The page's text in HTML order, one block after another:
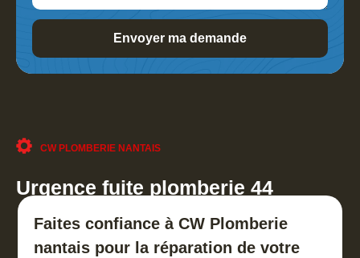
CW PLOMBERIE NANTAIS
Urgence fuite plomberie 44
Faites confiance à CW Plomberie
nantais pour la réparation de votre